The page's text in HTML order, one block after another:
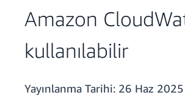
Amazon
kullanılabilir
Yayınlanma Tarihi: 26 Haz 2025